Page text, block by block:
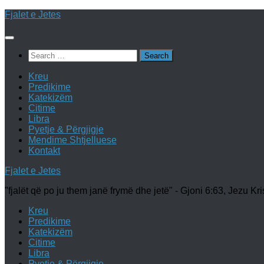
Skip
content
Fjalet e Jetes
Search
for:
Kreu
Predikime
Katekizëm
Citime
Libra
Pyetje & Përgjigje
Mendime Shtjelluese
Kontakt
Fjalet e Jetes
"fjalët që po ju them janë frymë dhe jetë" - Gjoni 6:63, Jezu
Kreu
Predikime
Katekizëm
Citime
Libra